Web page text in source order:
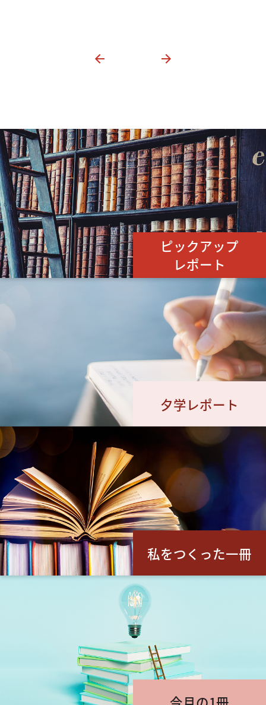
ピックアップ
レポート
夕学レポート
私をつくった一冊